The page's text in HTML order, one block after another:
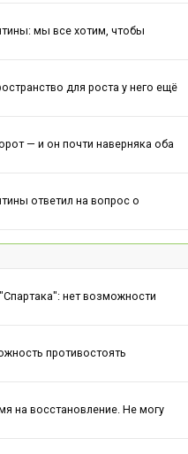
мы все хотим, чтобы
для роста у него ещё
— и он почти наверняка оба
ответил на вопрос о
нет возможности
противостоять
на восстановление. Не могу